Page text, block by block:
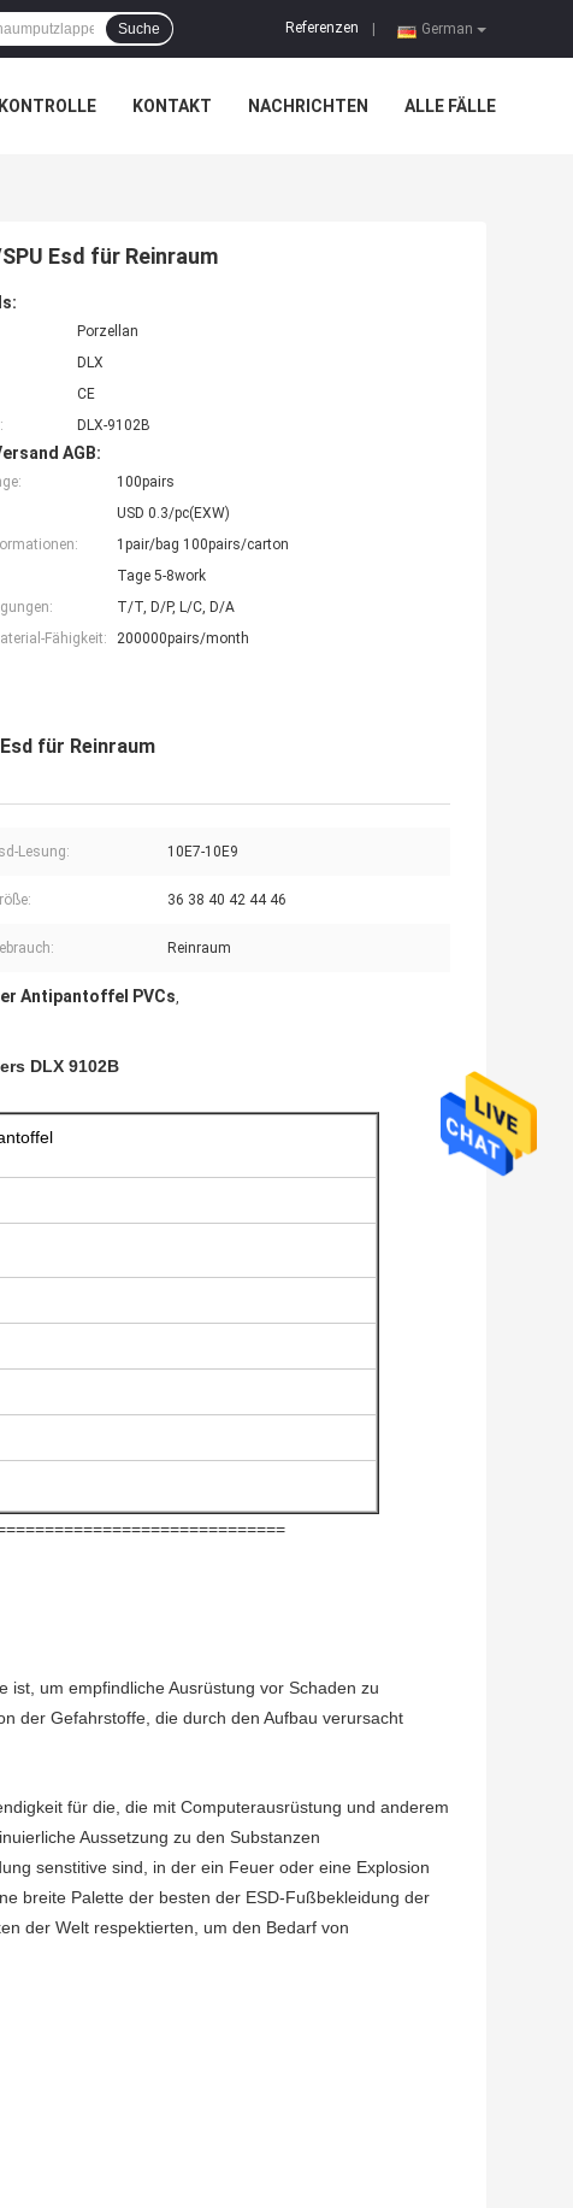
German
Referenzen
Suche
KONTAKT NACHRICHTEN ALLE FÄLLE
Esd für Reinraum
Porzellan
DLX
CE
DLX-9102B
AGB:
100pairs
USD 0.3/pc(EXW)
1pair/bag 100pairs/carton
Tage 5-8work
T/T, D/P, L/C, D/A
Fähigkeit:
200000pairs/month
für Reinraum
Lesung: 10E7-10E9
36 38 40 42 44 46
Reinraum
Antipantoffel PVCs,
DLX 9102B
um empfindliche Ausrüstung vor Schaden zu
der Gefahrstoffe, die durch den Aufbau verursacht
für die, die mit Computerausrüstung und anderem
Aussetzung zu den Substanzen
senstitive sind, in der ein Feuer oder eine Explosion
breite Palette der besten der ESD-Fußbekleidung der
der Welt respektierten, um den Bedarf von